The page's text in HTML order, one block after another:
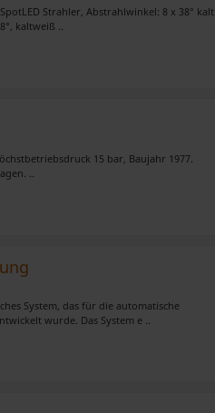
Strahler, Abstrahlwinkel: 8 x 38° kalt
kaltweiß ..
15 bar, Baujahr 1977.
..
System, das für die automatische
wurde. Das System e ..